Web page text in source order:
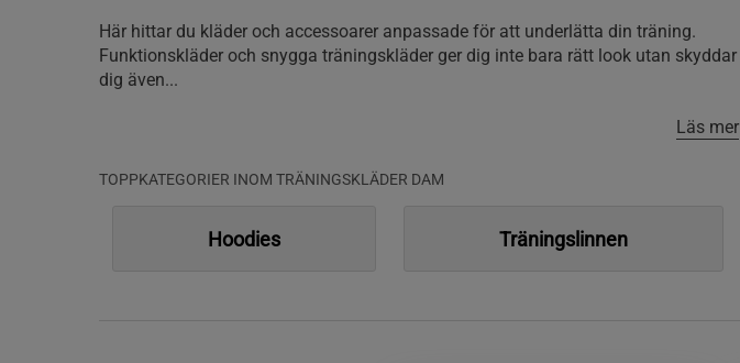
Här hittar du kläder och accessoarer anpassade för att underlätta din träning.
Funktionskläder och snygga träningskläder ger dig inte bara rätt look utan skyddar
dig även...
Läs mer
TOPPKATEGORIER INOM TRÄNINGSKLÄDER DAM
Hoodies Träningslinnen